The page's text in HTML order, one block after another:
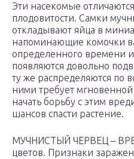
Эти насекомые
плодовитости. Самки
откладывают яйца в
напоминающие комочки
определенного времени
появляются довольно
ту же распределяются по
ними требует
начать борьбу с этим
шансов спасти растение.
МУЧНИСТЫЙ ЧЕРВЕЦ –
цветов. Признаки